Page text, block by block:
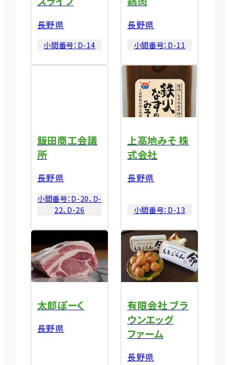
長野県
小間番号： D-14
長野県
小間番号： D-11
飯田商工会議
所
長野県
小間番号：D-20、D-
22、D-26
上高地みそ 株
式会社
長野県
小間番号： D-13
太郎ぽーく
長野県
有限会社 ブラ
ウンエッグ
ファーム
長野県